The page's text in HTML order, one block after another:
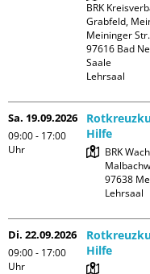
BRK
Grabfeld,
Meininger
97616 Bad
Saale
Lehrsaal
Sa. 19.09.2026
09:00 - 17:00
Uhr
Hilfe
BRK
97638
Lehrsaal
Di. 22.09.2026
09:00 - 17:00
Uhr
Hilfe